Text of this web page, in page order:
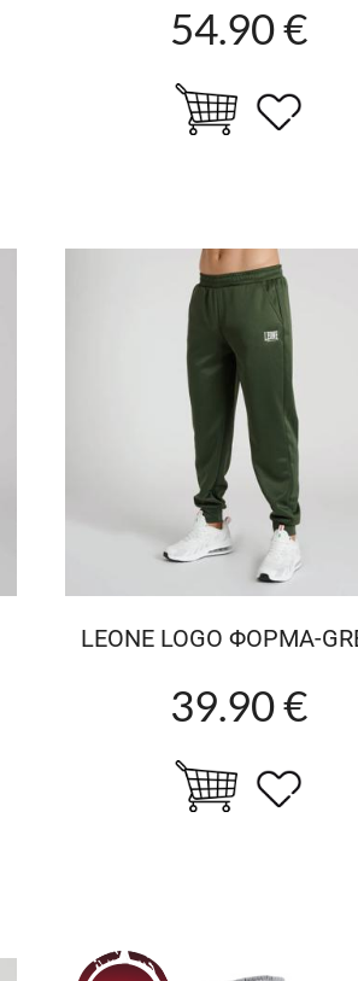
54.90 €
LEONE LOGO ΦΟΡΜΑ-
39.90 €